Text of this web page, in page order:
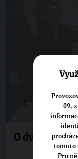
2. 8. 2024
O dvou
09,
tomuto
Pro